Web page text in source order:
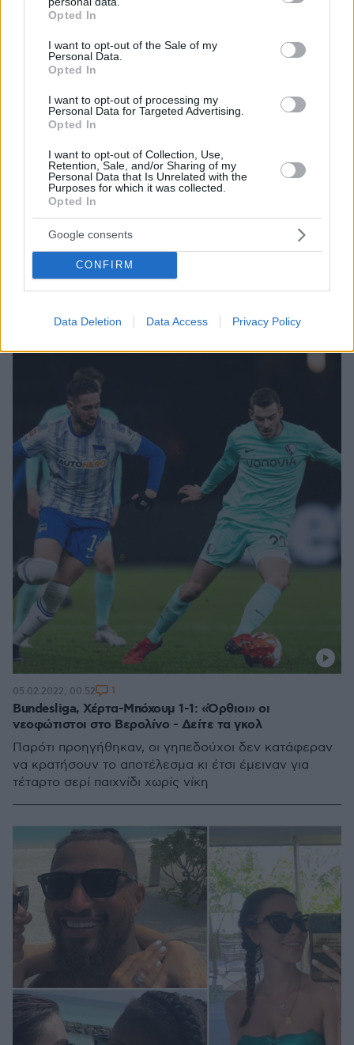
grant or deny consent to Google and its third-party tags to
use your data for below specified purposes in below Google
consent section.
Opted In
I want to opt-out of the Sale of my
Personal Data.
Opted In
I want to opt-out of processing my
Personal Data for Targeted Advertising.
Opted In
I want to opt-out of Collection, Use,
Retention, Sale, and/or Sharing of my
Personal Data that Is Unrelated with the
Purposes for which it was collected.
Opted In
Google consents
CONFIRM
Data Deletion Data Access Privacy Policy
Ο Φέλιξ Μάγκατ ανέλαβε να σώσει από την υποβιβασμό
την Χέρτα
Ο πολύπειρος και τρεις φορές πρωταθλητής
Γερμανίας, Φέλιξ Μάγκατ συμφώνησε με τη Χέρτα
ως το τέλος της σεζόν και αναλαμβάνει την τεχνική
το 2012
13.03.2022, 22:43
Bundesliga, Χέρτα-Μπόχουμ 1-1: «Όρθιοι» οι
νεοφώτιστοι στο Βερολίνο - Δείτε τα γκολ
Παρότι προηγήθηκαν, οι γηπεδούχοι δεν κατάφεραν
να κρατήσουν το αποτέλεσμα κι έτσι έμειναν για
τέταρτο σερί παιχνίδι χωρίς νίκη
05.02.2022, 00:52 1